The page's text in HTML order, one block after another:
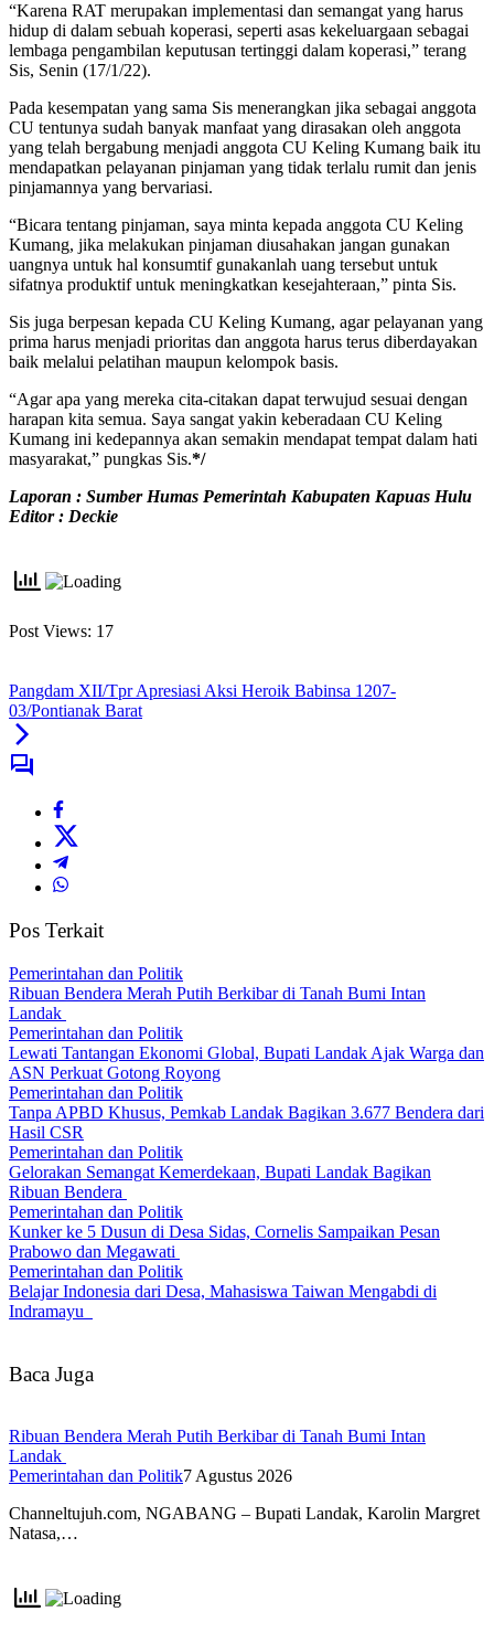
“Karena RAT merupakan implementasi dan semangat yang harus
hidup di dalam sebuah koperasi, seperti asas kekeluargaan sebagai
lembaga pengambilan keputusan tertinggi dalam koperasi,” terang
Sis, Senin (17/1/22).
Pada kesempatan yang sama Sis menerangkan jika sebagai anggota
CU tentunya sudah banyak manfaat yang dirasakan oleh anggota
yang telah bergabung menjadi anggota CU Keling Kumang baik itu
mendapatkan pelayanan pinjaman yang tidak terlalu rumit dan jenis
pinjamannya yang bervariasi.
“Bicara tentang pinjaman, saya minta kepada anggota CU Keling
Kumang, jika melakukan pinjaman diusahakan jangan gunakan
uangnya untuk hal konsumtif gunakanlah uang tersebut untuk
sifatnya produktif untuk meningkatkan kesejahteraan,” pinta Sis.
Sis juga berpesan kepada CU Keling Kumang, agar pelayanan yang
prima harus menjadi prioritas dan anggota harus terus diberdayakan
baik melalui pelatihan maupun kelompok basis.
“Agar apa yang mereka cita-citakan dapat terwujud sesuai dengan
harapan kita semua. Saya sangat yakin keberadaan CU Keling
Kumang ini kedepannya akan semakin mendapat tempat dalam hati
masyarakat,” pungkas Sis.*/
Laporan : Sumber Humas Pemerintah Kabupaten Kapuas Hulu
Editor : Deckie
Post Views: 17
Pangdam XII/Tpr Apresiasi Aksi Heroik Babinsa 1207-
03/Pontianak Barat
Pos Terkait
Pemerintahan dan Politik
Ribuan Bendera Merah Putih Berkibar di Tanah Bumi Intan
Landak
Pemerintahan dan Politik
Lewati Tantangan Ekonomi Global, Bupati Landak Ajak Warga dan
ASN Perkuat Gotong Royong
Pemerintahan dan Politik
Tanpa APBD Khusus, Pemkab Landak Bagikan 3.677 Bendera dari
Hasil CSR
Pemerintahan dan Politik
Gelorakan Semangat Kemerdekaan, Bupati Landak Bagikan
Ribuan Bendera
Pemerintahan dan Politik
Kunker ke 5 Dusun di Desa Sidas, Cornelis Sampaikan Pesan
Prabowo dan Megawati
Pemerintahan dan Politik
Belajar Indonesia dari Desa, Mahasiswa Taiwan Mengabdi di
Indramayu
Baca Juga
Ribuan Bendera Merah Putih Berkibar di Tanah Bumi Intan
Landak
Pemerintahan dan Politik7 Agustus 2026
Channeltujuh.com, NGABANG – Bupati Landak, Karolin Margret
Natasa,…